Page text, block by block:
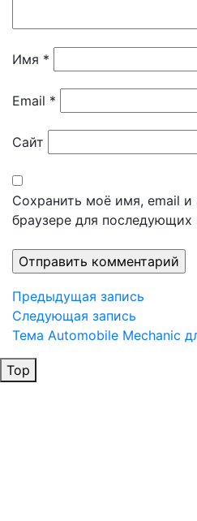
Имя *
Email *
Сайт
Сохранить моё имя, email и
браузере для
Навигация
по
записям
Предыдущая
запись
Предыдущая запись
Следующая
запись
Следующая запись
Тема Automobile Mechanic
Top